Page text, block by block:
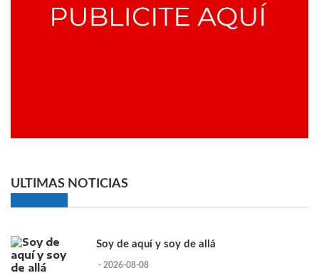
ULTIMAS NOTICIAS
Soy de aquí y soy de allá
- 2026-08-08